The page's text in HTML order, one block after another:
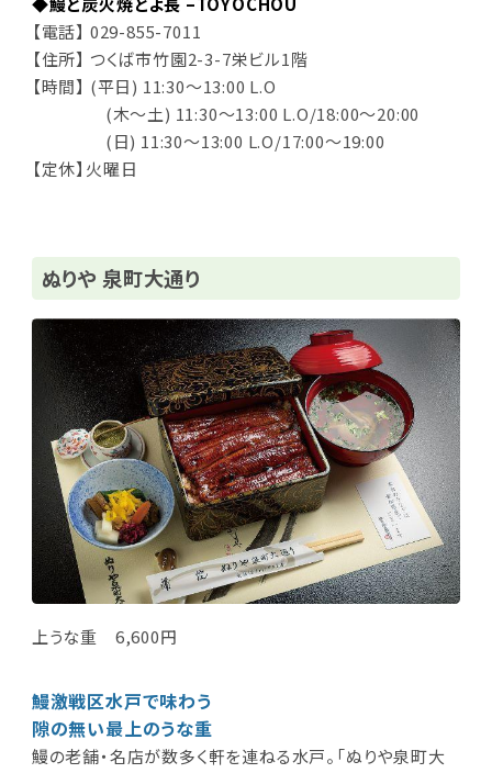
【電話】 029-855-7011
【住所】 つくば市竹園2-3-7栄ビル1階
【時間】 (平日) 11:30～13:00 L.O
(木～土) 11:30～13:00 L.O/18:00～20:00
(日) 11:30～13:00 L.O/17:00～19:00
【定休】火曜日
ぬりや 泉町大通り
上うな重 6,600円
鰻激戦区水戸で味わう
隙の無い最上のうな重
鰻の老舗・名店が数多く軒を連ねる水戸。「ぬりや泉町大